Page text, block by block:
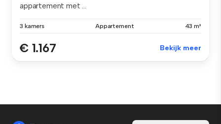
appartement met ...
3 kamers Appartement 43 m²
€ 1.167 Bekijk meer